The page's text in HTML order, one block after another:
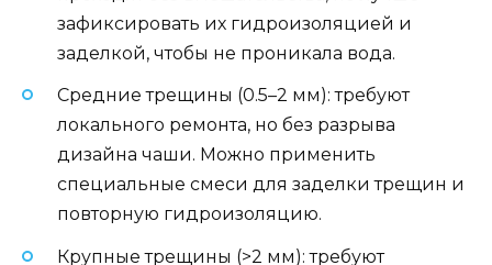
зафиксировать их гидроизоляцией и
заделкой, чтобы не проникала вода.
Средние трещины (0.5–2 мм): требуют
локального ремонта, но без разрыва
дизайна чаши. Можно применить
специальные смеси для заделки трещин и
повторную гидроизоляцию.
Крупные трещины (>2 мм): требуют